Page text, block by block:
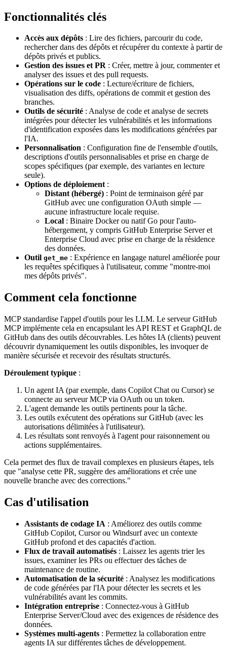
Fonctionnalités clés
Accès aux dépôts : Lire des fichiers, parcourir du code,
rechercher dans des dépôts et récupérer du contexte à partir de
dépôts privés et publics.
Gestion des issues et PR : Créer, mettre à jour, commenter et
analyser des issues et des pull requests.
Opérations sur le code : Lecture/écriture de fichiers,
visualisation des diffs, opérations de commit et gestion des
branches.
Outils de sécurité : Analyse de code et analyse de secrets
intégrées pour détecter les vulnérabilités et les informations
d'identification exposées dans les modifications générées par
l'IA.
Personnalisation : Configuration fine de l'ensemble d'outils,
descriptions d'outils personnalisables et prise en charge de
scopes spécifiques (par exemple, des variantes en lecture
seule).
Options de déploiement:
Distant (hébergé) : Point de terminaison géré par
GitHub avec une configuration OAuth simple —
aucune infrastructure locale requise.
Local : Binaire Docker ou natif Go pour l'auto-
hébergement, y compris GitHub Enterprise Server et
Enterprise Cloud avec prise en charge de la résidence
des données.
Outil get_me : Expérience en langage naturel améliorée pour
les requêtes spécifiques à l'utilisateur, comme "montre-moi
mes dépôts privés".
Comment cela fonctionne
MCP standardise l'appel d'outils pour les LLM. Le serveur GitHub
MCP implémente cela en encapsulant les API REST et GraphQL de
GitHub dans des outils découvrables. Les hôtes IA (clients) peuvent
découvrir dynamiquement les outils disponibles, les invoquer de
manière sécurisée et recevoir des résultats structurés.
Déroulement typique :
Un agent IA (par exemple, dans Copilot Chat ou Cursor) se
connecte au serveur MCP via OAuth ou un token.
L'agent demande les outils pertinents pour la tâche.
Les outils exécutent des opérations sur GitHub (avec les
autorisations délimitées à l'utilisateur).
Les résultats sont renvoyés à l'agent pour raisonnement ou
actions supplémentaires.
Cela permet des flux de travail complexes en plusieurs étapes, tels
que "analyse cette PR, suggère des améliorations et crée une
nouvelle branche avec des corrections."
Cas d'utilisation
Assistants de codage IA : Améliorez des outils comme
GitHub Copilot, Cursor ou Windsurf avec un contexte
GitHub profond et des capacités d'action.
Flux de travail automatisés : Laissez les agents trier les
issues, examiner les PRs ou effectuer des tâches de
maintenance de routine.
Automatisation de la sécurité : Analysez les modifications
de code générées par l'IA pour détecter les secrets et les
vulnérabilités avant les commits.
Intégration entreprise : Connectez-vous à GitHub
Enterprise Server/Cloud avec des exigences de résidence des
données.
Systèmes multi-agents : Permettez la collaboration entre
agents IA sur différentes tâches de développement.